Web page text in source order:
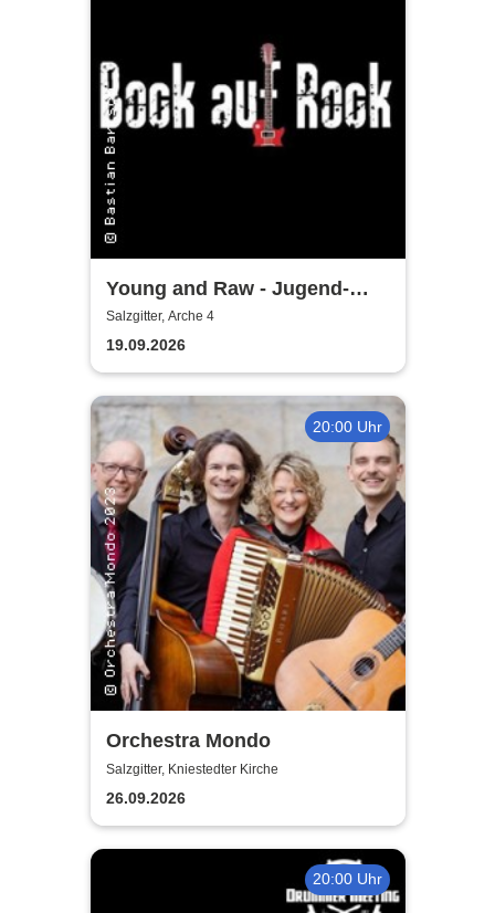
Young and Raw - Jugend-
Konzert
Salzgitter, Arche 4
19.09.2026
20:00 Uhr
Orchestra Mondo
Salzgitter, Kniestedter Kirche
26.09.2026
20:00 Uhr